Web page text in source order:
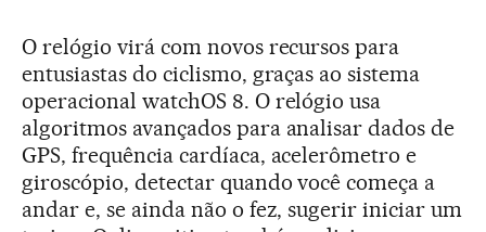
O relógio virá com novos recursos para
entusiastas do ciclismo, graças ao sistema
operacional watchOS 8. O relógio usa
algoritmos avançados para analisar dados de
GPS, frequência cardíaca, acelerômetro e
giroscópio, detectar quando você começa a
andar e, se ainda não o fez, sugerir iniciar um